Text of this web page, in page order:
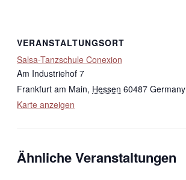
VERANSTALTUNGSORT
Salsa-Tanzschule Conexion
Am Industriehof 7
Frankfurt am Main, Hessen 60487 Germany
Karte anzeigen
Ähnliche Veranstaltungen